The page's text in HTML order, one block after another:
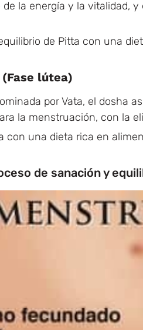
la energía y la vitalidad,
de Pitta con una
lútea)
por Vata, el dosha
la menstruación, con la
con una dieta rica en
de sanación y